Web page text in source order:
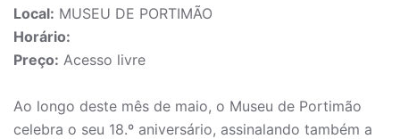
Local: MUSEU DE PORTIMÃO
Horário:
Preço: Acesso livre
Ao longo deste mês de maio, o Museu de Portimão
celebra o seu 18.º aniversário, assinalando também a